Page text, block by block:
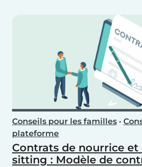
Conseils pour les familles •
plateforme
Contrats de nourrice et
sitting : Modèle de